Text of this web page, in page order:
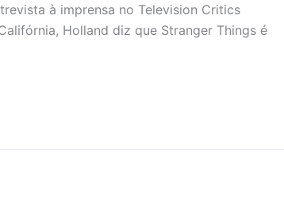
à imprensa no Television Critics
Holland diz que Stranger Things é